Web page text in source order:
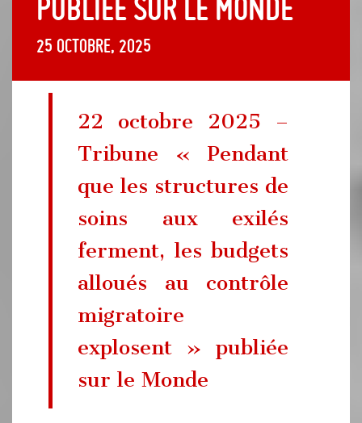
25 octobre, 2025
22 octobre 2025 –
Tribune « Pendant
que les structures de
soins aux exilés
ferment, les budgets
­alloués au contrôle
migratoire
explosent » publiée
sur le Monde